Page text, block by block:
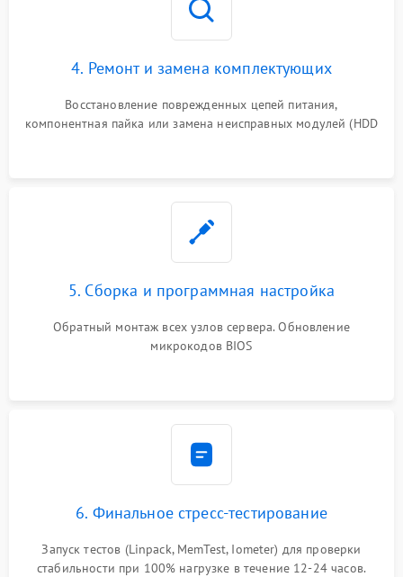
4. Ремонт и замена комплектующих
Восстановление поврежденных цепей питания,
компонентная пайка или замена неисправных модулей (HDD
5. Сборка и программная настройка
Обратный монтаж всех узлов сервера. Обновление
микрокодов BIOS
6. Финальное стресс-тестирование
Запуск тестов (Linpack, MemTest, Iometer) для проверки
стабильности при 100% нагрузке в течение 12-24 часов.